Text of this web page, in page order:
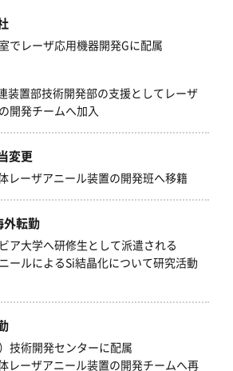
でレーザ応用機器開発Gに配属
装置部技術開発部の支援としてレーザ
開発チームへ加入
変更
レーザアニール装置の開発班へ移籍
転勤
ア大学へ研修生として派遣される
ールによるSi結晶化について研究活動
技術開発センターに配属
レーザアニール装置の開発チームへ再